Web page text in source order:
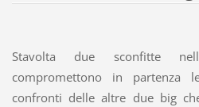
Stavolta due sconfitte
compromettono in partenza
confronti delle altre due big